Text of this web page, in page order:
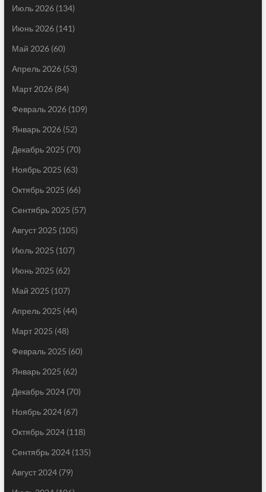
Июль 2026(134)
Июнь 2026(141)
Май 2026(60)
Апрель 2026(53)
Март 2026(84)
Февраль 2026(109)
Январь 2026(52)
Декабрь 2025 (70)
Ноябрь 2025 (63)
Октябрь 2025 (66)
Сентябрь 2025 (57)
Август 2025 (105)
Июль 2025 (107)
Июнь 2025 (62)
Май 2025 (107)
Апрель 2025 (44)
Март 2025 (48)
Февраль 2025 (60)
Январь 2025 (62)
Декабрь 2024(70)
Ноябрь 2024(67)
Октябрь 2024(118)
Сентябрь 2024(135)
Август 2024(79)